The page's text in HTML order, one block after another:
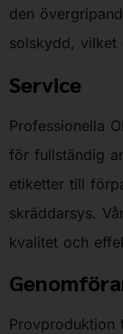
den
solskydd, vilket
Service
Professionella
för fullständig
etiketter till
skräddarsys.
kvalitet och
Provproduktion